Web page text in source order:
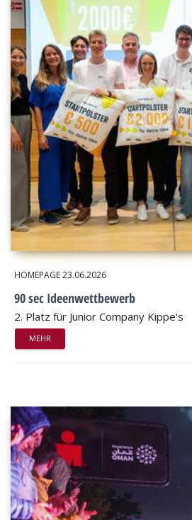
HOMEPAGE23.06.2026
90 sec Ideenwettbewerb
2. Platz für Junior Company Kippe's
MEHR